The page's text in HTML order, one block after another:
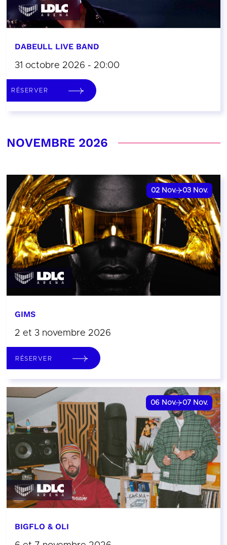
DABEULL LIVE BAND
31 octobre 2026 - 20:00
RÉSERVER
NOVEMBRE 2026
02 Nov. 03 Nov.
GIMS
2 et 3 novembre 2026
RÉSERVER
06 Nov. 07 Nov.
BIGFLO & OLI